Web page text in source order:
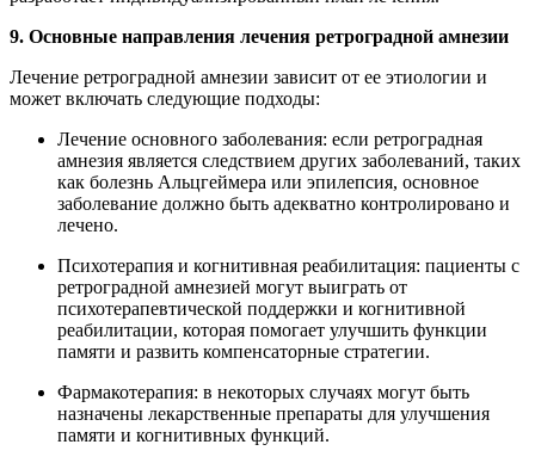
9. Основные направления лечения ретроградной амнезии
Лечение ретроградной амнезии зависит от ее этиологии и
может включать следующие подходы:
Лечение основного заболевания: если ретроградная
амнезия является следствием других заболеваний, таких
как болезнь Альцгеймера или эпилепсия, основное
заболевание должно быть адекватно контролировано и
лечено.
Психотерапия и когнитивная реабилитация: пациенты с
ретроградной амнезией могут выиграть от
психотерапевтической поддержки и когнитивной
реабилитации, которая помогает улучшить функции
памяти и развить компенсаторные стратегии.
Фармакотерапия: в некоторых случаях могут быть
назначены лекарственные препараты для улучшения
памяти и когнитивных функций.